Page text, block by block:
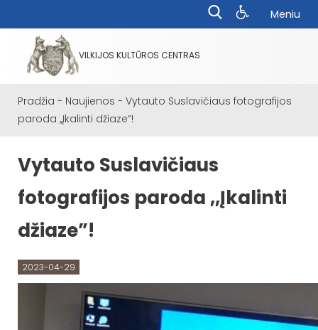
Meniu
VILKIJOS KULTŪROS CENTRAS
Pradžia - Naujienos - Vytauto Suslavičiaus fotografijos
paroda ,,Įkalinti džiaze”!
Vytauto Suslavičiaus
fotografijos paroda ,,Įkalinti
džiaze”!
2023-04-29